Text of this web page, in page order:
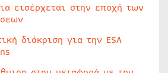
εισέρχεται στην εποχή των
διάκριση για την ESA